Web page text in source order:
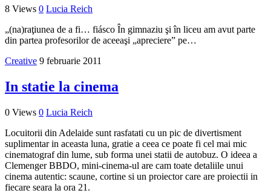
8 Views 0 Lucia Reich
„(na)raţiunea de a fi… fiásco În gimnaziu şi în liceu am avut parte
din partea profesorilor de aceeaşi „apreciere” pe…
Creative 9 februarie 2011
In statie la cinema
0 Views 0 Lucia Reich
Locuitorii din Adelaide sunt rasfatati cu un pic de divertisment
suplimentar in aceasta luna, gratie a ceea ce poate fi cel mai mic
cinematograf din lume, sub forma unei statii de autobuz. O ideea a
Clemenger BBDO, mini-cinema-ul are cam toate detaliile unui
cinema autentic: scaune, cortine si un proiector care are proiectii in
fiecare seara la ora 21.